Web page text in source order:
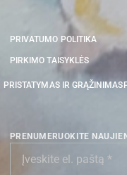
PRIVATUMO POLITIKA
PIRKIMO TAISYKLĖS
PRISTATYMAS IR GRĄŽINIMAS
PRENUMERUOKITE